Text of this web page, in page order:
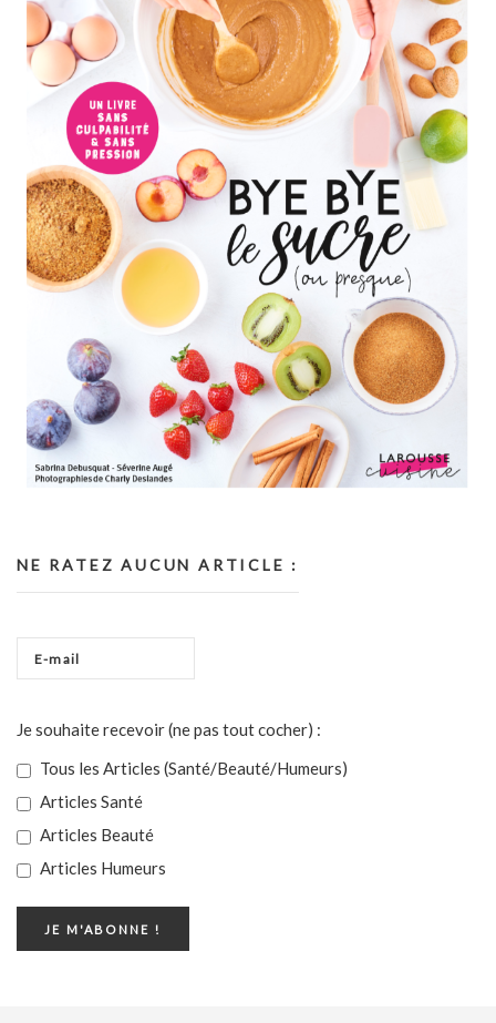
NE RATEZ AUCUN ARTICLE :
Je souhaite recevoir (ne pas tout cocher) :
Tous les Articles (Santé/Beauté/Humeurs)
Articles Santé
Articles Beauté
Articles Humeurs